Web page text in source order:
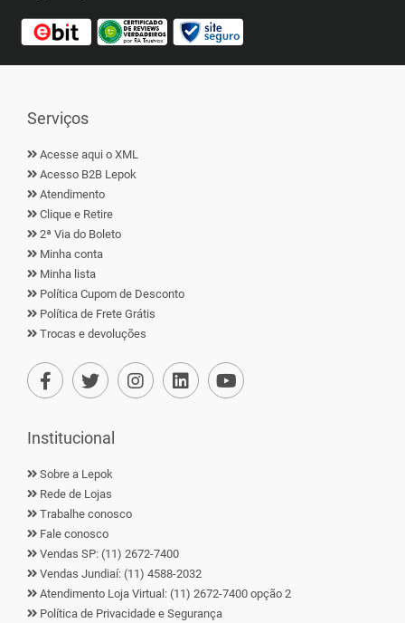
Serviços
Acesse aqui o XML
Acesso B2B Lepok
Atendimento
Clique e Retire
2ª Via do Boleto
Minha conta
Minha lista
Política Cupom de Desconto
Política de Frete Grátis
Trocas e devoluções
Institucional
Sobre a Lepok
Rede de Lojas
Trabalhe conosco
Fale conosco
Vendas SP: (11) 2672-7400
Vendas Jundiaí: (11) 4588-2032
Atendimento Loja Virtual: (11) 2672-7400 opção 2
Política de Privacidade e Segurança